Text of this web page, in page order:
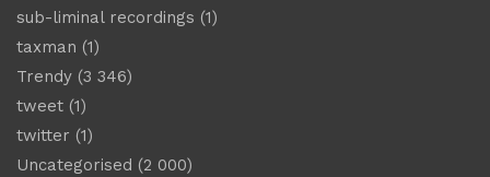
sub-liminal recordings (1)
taxman (1)
Trendy (3 346)
tweet (1)
twitter (1)
Uncategorised (2 000)